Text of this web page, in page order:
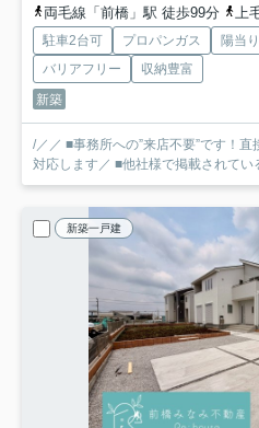
両毛線「前橋」駅 徒歩99分
上毛
駐車2台可 プロパンガス 陽当
バリアフリー
収納豊富
新築
/／／ ■事務所への”来店不要”です！
対応します／ ■他社様で掲載されてい
新築一戸建